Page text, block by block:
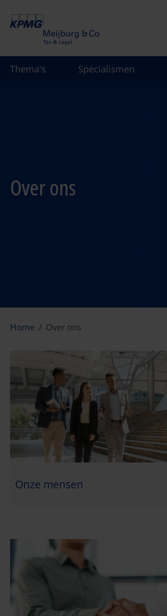
gaan
Thema's Specialismen
Over ons
Home Over ons
Onze mensen